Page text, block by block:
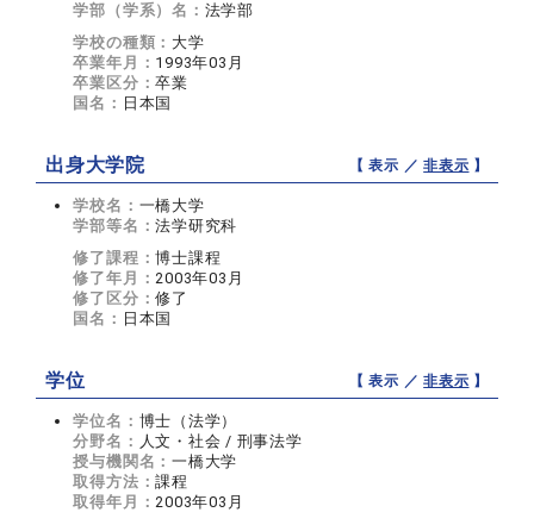
学部（学系）名： 法学部
学校の種類： 大学
卒業年月： 1993年03月
卒業区分：卒業
国名： 日本国
出身大学院 【 表示 ／非表示 】
学校名： 一橋大学
学部等名：法学研究科
修了課程：博士課程
修了年月：2003年03月
修了区分：修了
国名： 日本国
学位 【 表示 ／非表示 】
学位名： 博士（法学）
分野名： 人文・社会 / 刑事法学
授与機関名：一橋大学
取得方法：課程
取得年月：2003年03月